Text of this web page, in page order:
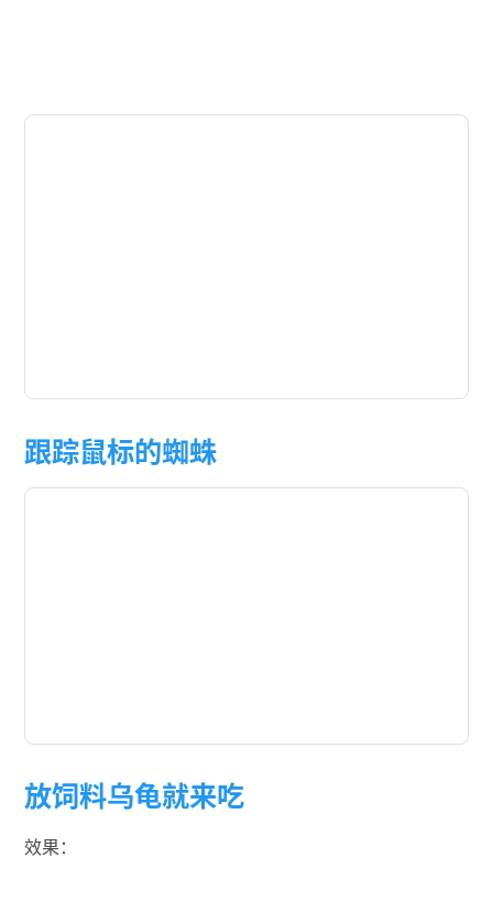
跟踪鼠标的蜘蛛
放饲料乌龟就来吃
效果：